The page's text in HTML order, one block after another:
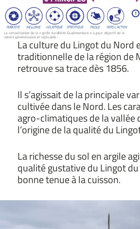
La culture du Lingot du Nord
traditionnelle de la région de
retrouve sa trace dès 1856.
Il s’agissait de la principale
cultivée dans le Nord. Les
agro-climatiques de la vallée
l’origine de la qualité du
La richesse du sol en argile
qualité gustative du Lingot
bonne tenue à la cuisson.